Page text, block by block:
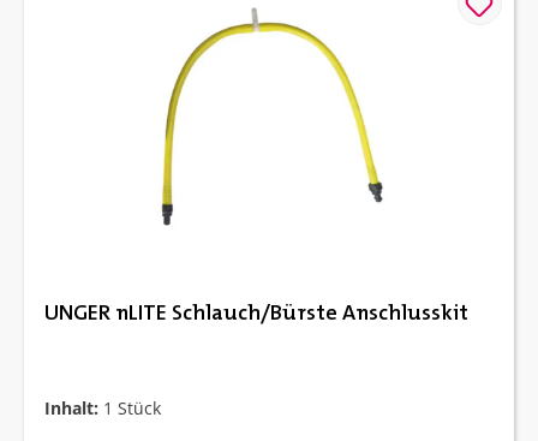
UNGER nLITE Schlauch/Bürste Anschlusskit
Inhalt: 1 Stück